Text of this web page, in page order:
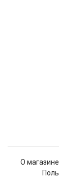
О магазине